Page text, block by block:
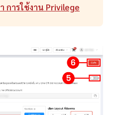
การใช้งาน Privilege